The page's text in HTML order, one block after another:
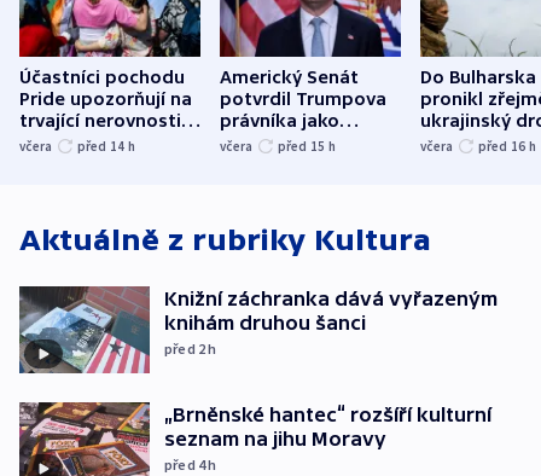
Účastníci pochodu
Pride upozorňují na
trvající nerovnosti i
společenskou
včera před 14 h
Americký Senát
potvrdil Trumpova
právníka jako
ministra
včera před 15 h
Do Bulharska
pronikl
ukrajinský
explodoval
včera před 16 h
Aktuálně z rubriky Kultura
Knižní záchranka dává vyřazeným
knihám druhou šanci
před 2h
„Brněnské hantec“ rozšíří kulturní
seznam na jihu Moravy
před 4h